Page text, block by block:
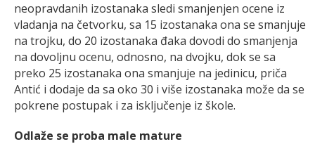
neopravdanih izostanaka sledi smanjenjen ocene iz
vladanja na četvorku, sa 15 izostanaka ona se smanjuje
na trojku, do 20 izostanaka đaka dovodi do smanjenja
na dovoljnu ocenu, odnosno, na dvojku, dok se sa
preko 25 izostanaka ona smanjuje na jedinicu, priča
Antić i dodaje da sa oko 30 i više izostanaka može da se
pokrene postupak i za isključenje iz škole.
Odlaže se proba male mature